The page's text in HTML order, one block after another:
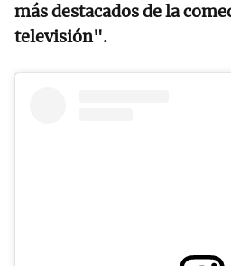
más destacados de la
televisión".